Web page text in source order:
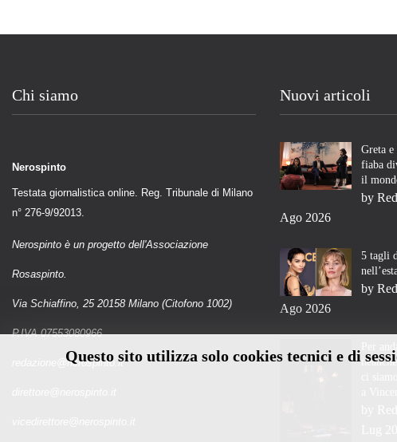
Questo sito utilizza solo cookies tecnici e di
Chi siamo
Nerospinto
Testata giornalistica online. Reg. Tribunale di Milano
n° 276-9/92013.
Nerospinto è un progetto dell'Associazione
Rosaspinto.
Via Schiaffino, 25 20158 Milano (Citofono 1002)
P.IVA 07553080966
redazione@nerospinto.it
Nuovi articoli
Greta
fiaba
il
by
Ago 2026
5 tagli
by
Ago 2026
ci